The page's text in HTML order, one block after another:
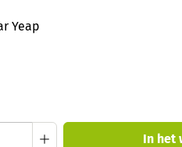
Yeap
VoerIn het